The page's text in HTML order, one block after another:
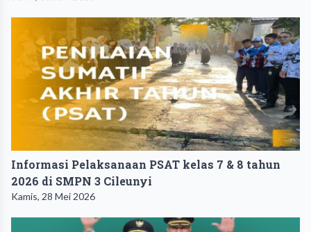
Informasi Pelaksanaan PSAT kelas 7 & 8 tahun
2026 di SMPN 3 Cileunyi
Kamis, 28 Mei 2026